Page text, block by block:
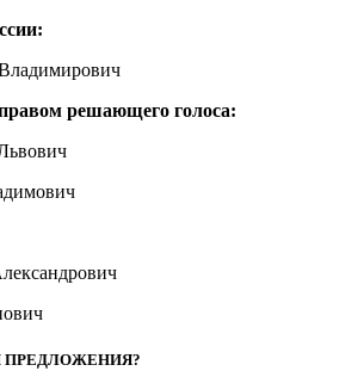
решающего голоса:
ПРЕДЛОЖЕНИЯ?